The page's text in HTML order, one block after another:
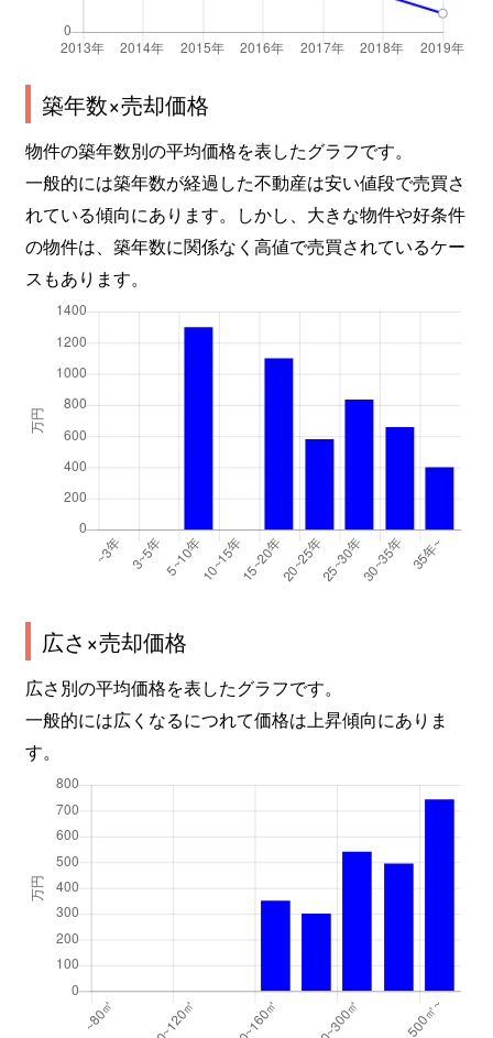
築年数×売却価格
物件の築年数別の平均価格を表したグラフです。
一般的には築年数が経過した不動産は安い値段で売買さ
れている傾向にあります。しかし、大きな物件や好条件
の物件は、築年数に関係なく高値で売買されているケー
スもあります。
広さ×売却価格
広さ別の平均価格を表したグラフです。
一般的には広くなるにつれて価格は上昇傾向にありま
す。